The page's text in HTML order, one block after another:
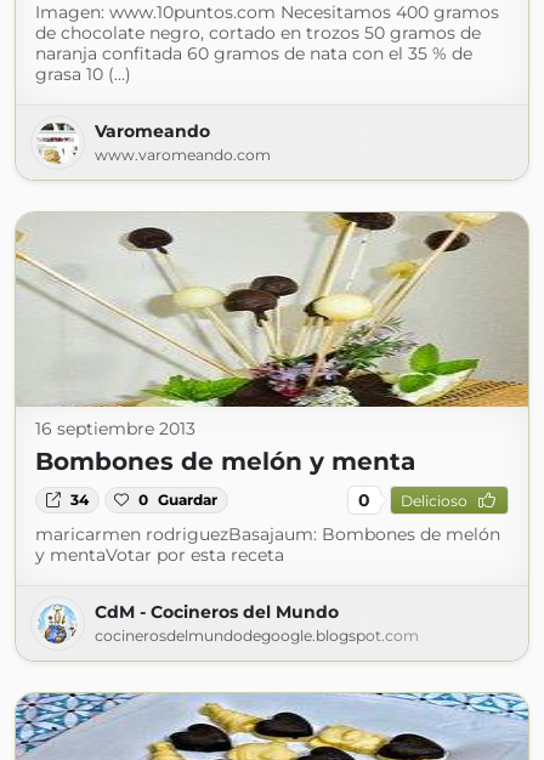
Imagen: www.10puntos.com Necesitamos 400 gramos
de chocolate negro, cortado en trozos 50 gramos de
naranja confitada 60 gramos de nata con el 35 % de
grasa 10 (...)
Varomeando
www.varomeando.com
16 septiembre 2013
Bombones de melón y menta
34 0 Guardar 0 Delicioso
maricarmen rodriguezBasajaum: Bombones de melón
y mentaVotar por esta receta
CdM - Cocineros del Mundo
cocinerosdelmundodegoogle.blogspot.com